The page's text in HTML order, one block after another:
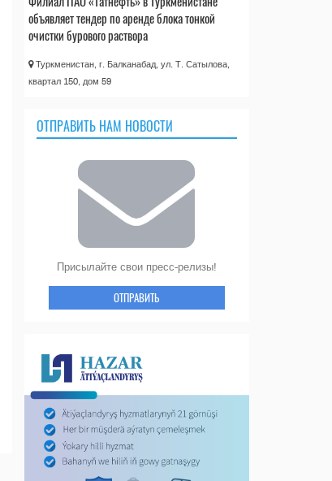
объявляет тендер по аренде блока тонкой
очистки бурового раствора
Туркменистан, г. Балканабад, ул. Т. Сатылова,
квартал 150, дом 59
ОТПРАВИТЬ НАМ НОВОСТИ
Присылайте свои пресс-релизы!
ОТПРАВИТЬ